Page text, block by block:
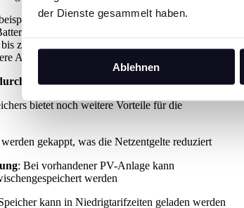
der Dienste gesammelt haben.
Ablehnen
ein 100-kW-Netzanschluss um
ergänzen. Das Ergebnis: Eine
zu 180 kW – genug für eine DC-
AC-Ladepunkte.
intelligentes LastmanagementEnergiekosten
bietet noch weitere Vorteile für die
gekappt, was die Netzentgelte reduziert
: Bei vorhandener PV-Anlage kann
werden
kann in Niedrigtarifzeiten geladen werden